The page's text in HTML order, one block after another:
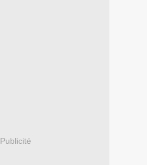
Publicité